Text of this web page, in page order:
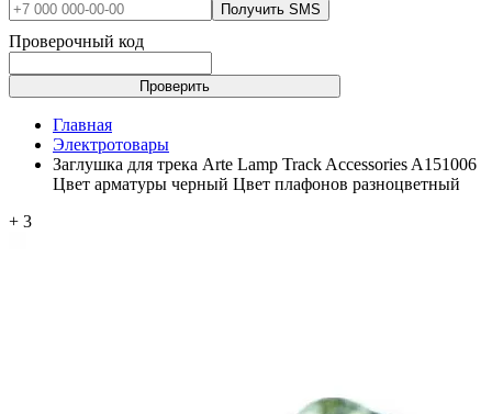
Получить SMS
Проверочный код
Проверить
Главная
Электротовары
Заглушка для трека Arte Lamp Track Accessories A151006
Цвет арматуры черный Цвет плафонов разноцветный
+ 3